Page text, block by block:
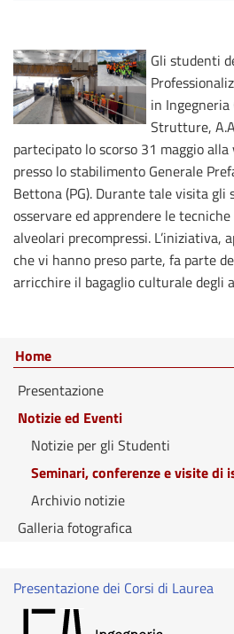
Gli studenti
in
Strutture,
partecipato lo scorso 31 maggio
presso lo stabilimento Generale
Bettona (PG). Durante tale visita
osservare ed apprendere le
alveolari precompressi. L’iniziativa,
che vi hanno preso parte, fa parte
arricchire il bagaglio culturale degli
Home
Presentazione
Notizie ed Eventi
Notizie per gli Studenti
Seminari, conferenze e visite di
Archivio notizie
Galleria fotografica
Presentazione dei Corsi di Laurea